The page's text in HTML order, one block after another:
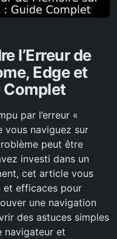
l’Erreur de
Edge et
Complet
par l’erreur «
vous naviguez sur
peut être
investi dans un
cet article vous
et efficaces pour
une navigation
des astuces simples
navigateur et